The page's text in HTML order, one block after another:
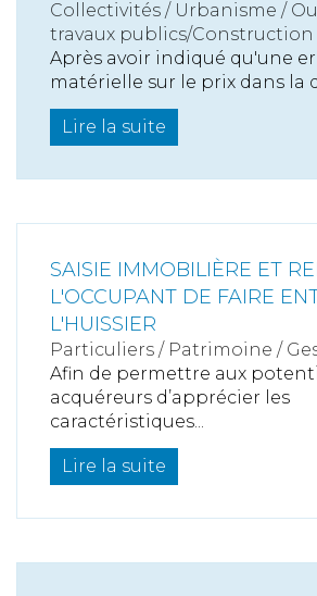
Collectivités / Urbanisme /
travaux publics/Construction
Après avoir indiqué qu'une
matérielle sur le prix dans la
Lire la suite
SAISIE IMMOBILIÈRE ET
L'OCCUPANT DE FAIRE
L'HUISSIER
Particuliers / Patrimoine /
Afin de permettre aux
acquéreurs d’apprécier les
caractéristiques...
Lire la suite